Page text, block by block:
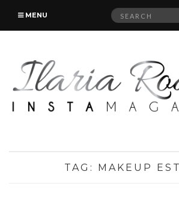
MENU
Search
TAG: MAKEUP